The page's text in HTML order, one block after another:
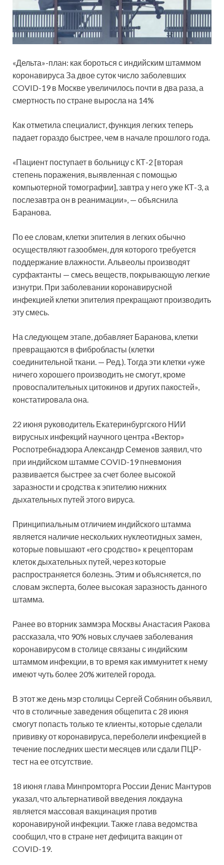
«Дельта»-план: как бороться с индийским штаммом
коронавируса За двое суток число заболевших
COVID-19 в Москве увеличилось почти в два раза, а
смертность по стране выросла на 14%
Как отметила специалист, функция легких теперь
падает гораздо быстрее, чем в начале прошлого года.
«Пациент поступает в больницу с КТ-2 [вторая
степень поражения, выявленная с помощью
компьютерной томографии], завтра у него уже КТ-3, а
послезавтра он в реанимации», — объяснила
Баранова.
По ее словам, клетки эпителия в легких обычно
осуществляют газообмен, для которого требуется
поддержание влажности. Альвеолы производят
сурфактанты — смесь веществ, покрывающую легкие
изнутри. При заболевании коронавирусной
инфекцией клетки эпителия прекращают производить
эту смесь.
На следующем этапе, добавляет Баранова, клетки
превращаются в фибробласты (клетки
соединительной ткани. — Ред.). Тогда эти клетки «уже
ничего хорошего производить не смогут, кроме
провоспалительных цитокинов и других пакостей»,
констатировала она.
22 июня руководитель Екатеринбургского НИИ
вирусных инфекций научного центра «Вектор»
Роспотребнадзора Александр Семенов заявил, что
при индийском штамме COVID-19 пневмония
развивается быстрее за счет более высокой
заразности и сродства к эпителию нижних
дыхательных путей этого вируса.
Принципиальным отличием индийского штамма
является наличие нескольких нуклеотидных замен,
которые повышают «его сродство» к рецепторам
клеток дыхательных путей, через которые
распространяется болезнь. Этим и объясняется, по
словам эксперта, более высокая заразность данного
штамма.
Ранее во вторник заммэра Москвы Анастасия Ракова
рассказала, что 90% новых случаев заболевания
коронавирусом в столице связаны с индийским
штаммом инфекции, в то время как иммунитет к нему
имеют чуть более 20% жителей города.
В этот же день мэр столицы Сергей Собянин объявил,
что в столичные заведения общепита с 28 июня
смогут попасть только те клиенты, которые сделали
прививку от коронавируса, переболели инфекцией в
течение последних шести месяцев или сдали ПЦР-
тест на ее отсутствие.
18 июня глава Минпромторга России Денис Мантуров
указал, что альтернативой введения локдауна
является массовая вакцинация против
коронавируной инфекции. Также глава ведомства
сообщил, что в стране нет дефицита вакцин от
COVID-19.